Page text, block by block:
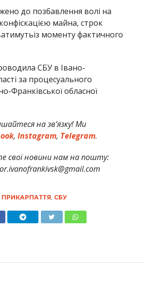
до позбавлення волі на
майна, строк
моменту фактичного
СБУ в Івано-
за процесуального
Франківської обласної
на зв’язку! Ми
, Instagram, Telegram.
свої новини нам на пошту:
ПРИКАРПАТТЯ СБУ